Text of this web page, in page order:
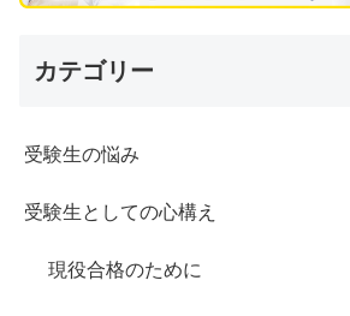
カテゴリー
受験生の悩み
受験生としての心構え
現役合格のために